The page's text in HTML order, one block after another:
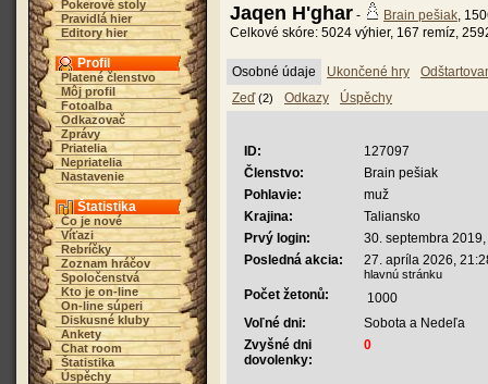
Pokerové stoly
Pravidlá hier
Editory hier
Profil
Platené členstvo
Môj profil
Fotoalba
Odkazovač
Zprávy
Priatelia
Nepriatelia
Nastavenie
Štatistika
Čo je nové
Víťazi
Rebríčky
Zoznam hráčov
Spoločenstvá
Kto je on-line
On-line súperi
Diskusné kluby
Ankety
Chat room
Štatistika
Úspěchy
Jaqen H'ghar - Brain pešiak,
Celkové skóre: 5024 výhier, 167 remíz,
Osobné údaje Ukončené hry
Zeď (2) Odkazy Úspěchy
ID:
127097
Členstvo:
Brain pešiak
Pohlavie:
muž
Krajina:
Taliansko
Prvý login:
30. septembra
Posledná akcia:
27. apríla 2026,
hlavnú stránku
Počet žetonů:
1000
Voľné dni:
Sobota a Nedeľa
Zvyšné dni
dovolenky:
0